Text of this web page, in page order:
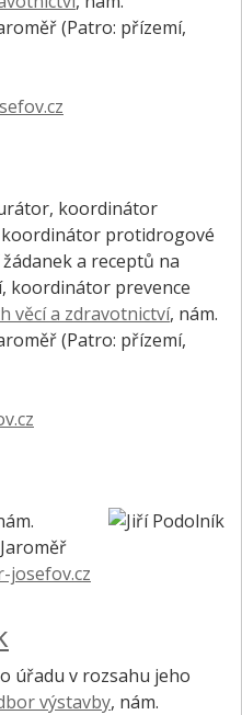
(Patro: přízemí,
koordinátor
koordinátor protidrogové
a receptů na
koordinátor prevence
věcí a zdravotnictví, nám.
(Patro: přízemí,
josefov.cz
úřadu v rozsahu jeho
výstavby, nám.